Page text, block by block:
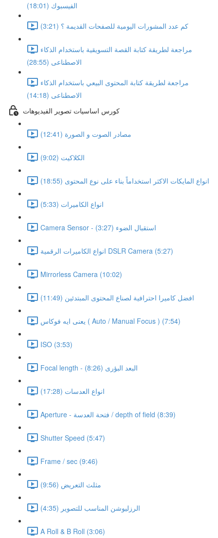
الفيسبوك (18:01)
كم عدد المشورات اليومية للصفحات القديمة ؟ (3:21)
مراجعة لطريقة كتابة القصة التسويقية باستخدام الذكاء
الاصطناعى (28:55)
مراجعة لطريقة كتابة المحتوى البيعي باستخدام الذكاء
الاصطناعى (14:18)
كورس اساسيات تصوير الفيديوهات
مصادر الصوت و الصورة (12:41)
الكلاكيت (9:02)
انواع المايكات الاكثر استخداماً بناء على نوع المحتوى (18:55)
انواع الكاميرات (5:33)
Camera Sensor - استقبال الضوء (3:27)
انواع الكاميرات الرقمية DSLR Camera (5:27)
Mirrorless Camera (10:02)
افضل كاميرا احترافية لصناع المحتوى المبتدئين (11:49)
يعنى ايه فوكاس ( Auto / Manual Focus ) (7:54)
ISO (3:53)
Focal length - البعد البؤرى (8:26)
انواع العدسات (17:28)
Aperture - فتحة العدسة / depth of field (8:39)
Shutter Speed (5:47)
Frame / sec (9:46)
مثلث التعريض (9:56)
الرزليوشن المناسب للتصوير (4:35)
A Roll & B Roll (3:06)